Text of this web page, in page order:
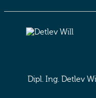
Dipl. Ing. Detlev